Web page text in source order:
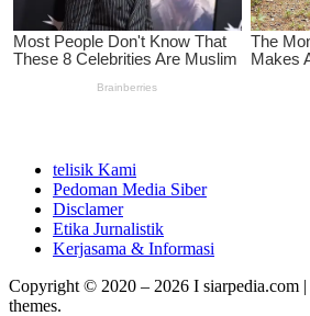
telisik Kami
Pedoman Media Siber
Disclamer
Etika Jurnalistik
Kerjasama & Informasi
Copyright © 2020 – 2026 I siarpedia.com |
themes.